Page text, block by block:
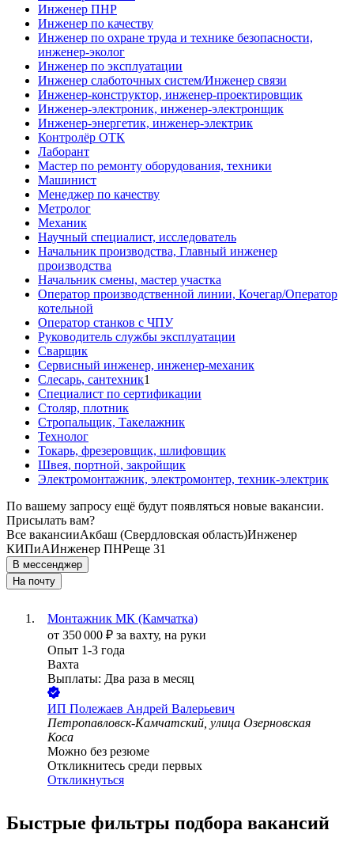
Инженер ПНР
Инженер по качеству
Инженер по охране труда и технике безопасности,
инженер-эколог
Инженер по эксплуатации
Инженер слаботочных систем/Инженер связи
Инженер-конструктор, инженер-проектировщик
Инженер-электроник, инженер-электронщик
Инженер-энергетик, инженер-электрик
Контролёр ОТК
Лаборант
Мастер по ремонту оборудования, техники
Машинист
Менеджер по качеству
Метролог
Механик
Научный специалист, исследователь
Начальник производства, Главный инженер
производства
Начальник смены, мастер участка
Оператор производственной линии, Кочегар/Оператор
котельной
Оператор станков с ЧПУ
Руководитель службы эксплуатации
Сварщик
Сервисный инженер, инженер-механик
Слесарь, сантехник1
Специалист по сертификации
Столяр, плотник
Стропальщик, Такелажник
Технолог
Токарь, фрезеровщик, шлифовщик
Швея, портной, закройщик
Электромонтажник, электромонтер, техник-электрик
По вашему запросу ещё будут появляться новые вакансии.
Присылать вам?
Все вакансииАкбаш (Свердловская область)Инженер
КИПиАИнженер ПНРеще 31
В мессенджер
На почту
Монтажник МК (Камчатка)
от 350 000 ₽ за вахту, на руки
Опыт 1-3 года
Вахта
Выплаты: Два раза в месяц
ИП Полежаев Андрей Валерьевич
Петропавловск-Камчатский, улица Озерновская
Коса
Можно без резюме
Откликнитесь среди первых
Откликнуться
Быстрые фильтры подбора вакансий